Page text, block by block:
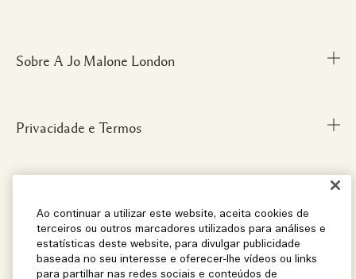
Personal Shopper
Descubra uma Fragrância
Glossário de Ingredientes
Sobre A Jo Malone London
Nossa História
Privacidade e Termos
Instagram
Localização e Idioma
Ao continuar a utilizar este website, aceita cookies de
terceiros ou outros marcadores utilizados para análises e
estatísticas deste website, para divulgar publicidade
baseada no seu interesse e oferecer-lhe vídeos ou links
para partilhar nas redes sociais e conteúdos de